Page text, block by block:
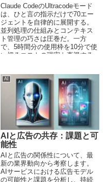
Claude CodeのUltracodeモード
は、ひと言の指示だけで70エー
ジェントを自律的に展開する。
並列処理の仕組みとコンテキス
ト管理の巧さは圧巻だ。一方
で、5時間分の使用枠を10分で使
い切るコストの現実も直視する
AI
AIと広告の共存：課題と可
能性
AIと広告の関係性について、最
新の業界動向から考察します。
AIサービスにおける広告モデル
の可能性と課題を分析し、持続